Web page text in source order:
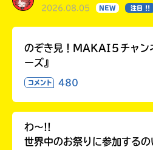
2026.08.05 NEW 注目 !!
のぞき見！MAKAI５チャン
ーズ』
コメント 480
わ〜!!
世界中のお祭りに参加す